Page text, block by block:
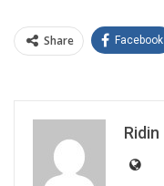
Share Facebook
Ridin